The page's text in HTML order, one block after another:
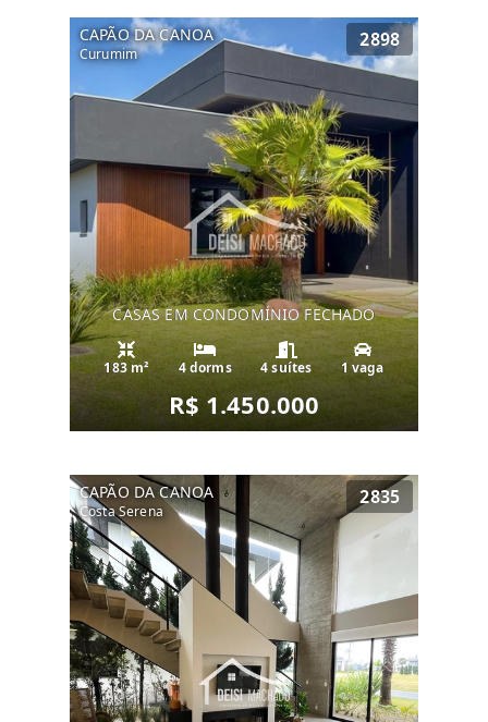
CAPÃO DA CANOA
Curumim
2898
CASAS EM CONDOMÍNIO FECHADO
183 m² 4 dorms 4 suítes 1 vaga
R$ 1.450.000
CAPÃO DA CANOA
Costa Serena
2835